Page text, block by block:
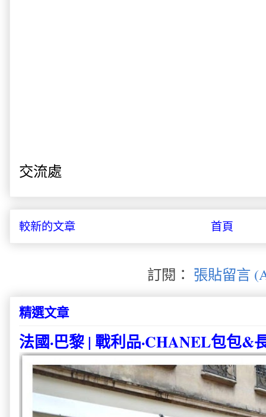
交流處
較新的文章 首頁
訂閱： 張貼留言
精選文章
法國·巴黎 | 戰利品·CHANEL包包&